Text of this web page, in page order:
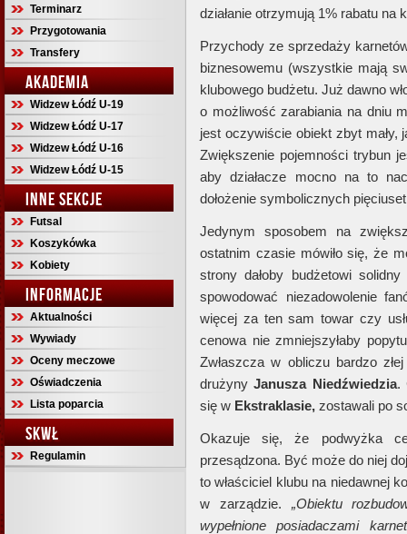
Terminarz
Przygotowania
Transfery
AKADEMIA
Widzew Łódź U-19
Widzew Łódź U-17
Widzew Łódź U-16
Widzew Łódź U-15
INNE SEKCJE
Futsal
Koszykówka
Kobiety
INFORMACJE
Aktualności
Wywiady
Oceny meczowe
Oświadczenia
Lista poparcia
SKWŁ
Regulamin
działanie otrzymują 1% rabatu na
Przychody ze sprzedaży
biznesowemu (wszystkie mają
klubowego budżetu. Już dawno
o możliwość zarabiania na dniu
jest oczywiście obiekt zbyt mały,
Zwiększenie pojemności trybun
aby działacze mocno na to
dołożenie symbolicznych
Jedynym sposobem na
ostatnim czasie mówiło się, że
strony dałoby budżetowi
spowodować niezadowolenie
więcej za ten sam towar czy
cenowa nie zmniejszyłaby
Zwłaszcza w obliczu bardzo
drużynyJanusza Niedźwiedzia.
się w Ekstraklasie, zostawali po
Okazuje się, że podwyżka
przesądzona. Być może do niej
to właściciel klubu na niedawnej
w zarządzie. „Obiektu
wypełnione posiadaczami